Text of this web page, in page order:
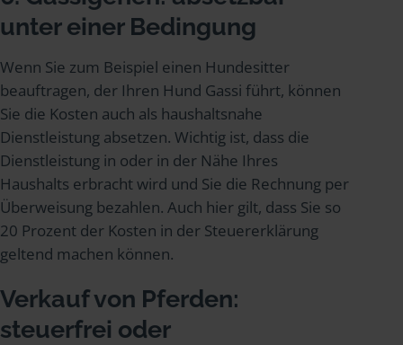
unter einer Bedingung
Wenn Sie zum Beispiel einen Hundesitter
beauftragen, der Ihren Hund Gassi führt, können
Sie die Kosten auch als haushaltsnahe
Dienstleistung absetzen. Wichtig ist, dass die
Dienstleistung in oder in der Nähe Ihres
Haushalts erbracht wird und Sie die Rechnung per
Überweisung bezahlen. Auch hier gilt, dass Sie so
20 Prozent der Kosten in der Steuererklärung
geltend machen können.
Verkauf von Pferden:
steuerfrei oder